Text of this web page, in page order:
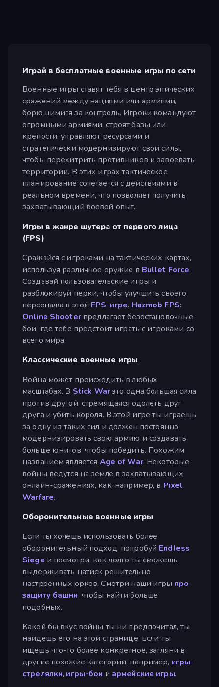
Играй в бесплатные военные игры по сети
Военные игры ставят тебя в центр эпических
сражений между нациями или армиями,
борющимися за контроль. Игроки командуют
огромными армиями, строят базы или
крепости, управляют ресурсами и
стратегически модернизируют свои силы,
чтобы перехитрить противников и завоевать
территории. В этих играх тактическое
планирование сочетается с действиями в
реальном времени, что позволяет получить
захватывающий боевой опыт.
Игры в жанре шутера от первого лица
(FPS)
Сражайся с игроками на тактических картах,
используя различное оружие в Bullet Force.
Создавай пользовательские игры и
разблокируй перки, чтобы улучшить своего
персонажа в этой FPS-игре. Hazmob FPS:
Online Shooter предлагает безостановочные
бои, где тебе предстоит играть с игроками со
всего мира.
Классические военные игры
Война может происходить в любых
масштабах. В Stick Warэто одна большая сила
против другой, стремящаяся одолеть друг
друга и убить короля. В этой игре ты играешь
за одну из таких сил и должен постоянно
модернизировать свою армию и создавать
больше юнитов, чтобы победить. Похожим
названием является Age of War. Некоторые
войны ведутся на земле в захватывающих
онлайн-сражениях, как, например, в Pixel
Warfare.
Оборонительные военные игры
Если ты хочешь использовать более
оборонительный подход, попробуй Endless
Siege и посмотри, как долго ты сможешь
выдерживать натиск решительно
настроенных орков. Смотри наши игры про
защиту башни, чтобы найти больше
подобных.
Какой бы вкус войны ты ни предпочитал, ты
найдешь его на этой странице. Если ты
ищешь что-то более конкретное, загляни в
другие похожие категории, например, игры-
стрелялки, игры-бои и армейские игры.